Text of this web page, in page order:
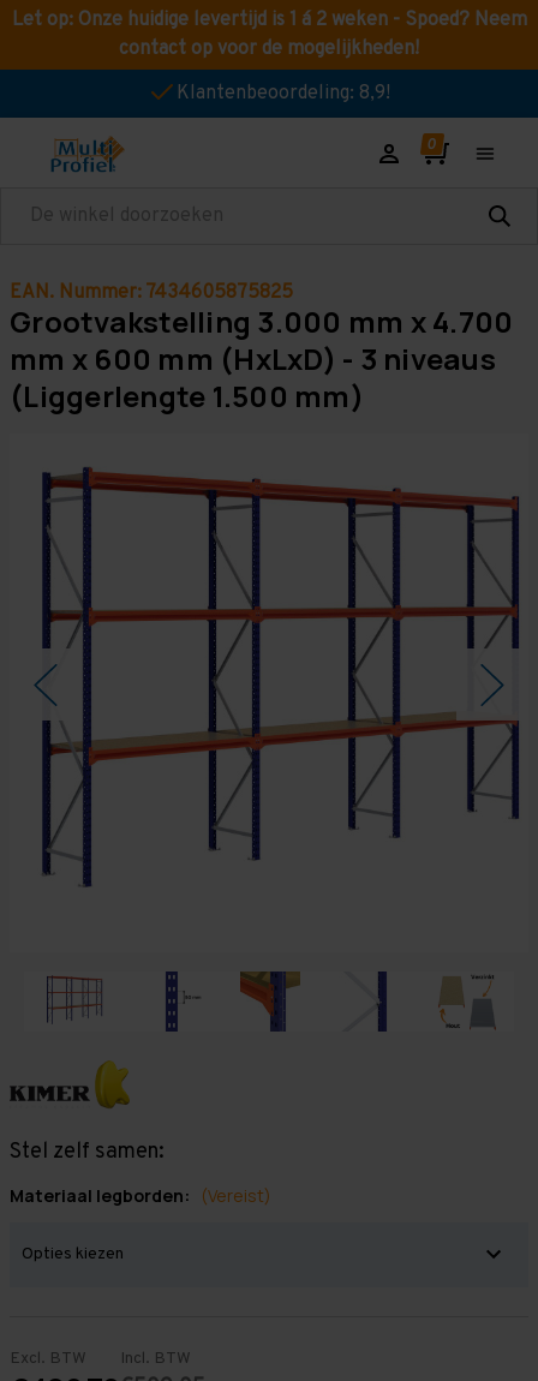
Let op: Onze huidige levertijd is 1 á 2 weken - Spoed? Neem
contact op voor de mogelijkheden!
Klantenbeoordeling: 8,9!
Zoeken
EAN. Nummer: 7434605875825
Grootvakstelling 3.000 mm x 4.700
mm x 600 mm (HxLxD) - 3 niveaus
(Liggerlengte 1.500 mm)
Stel zelf samen:
Materiaal legborden: (Vereist)
Excl. BTW Incl. BTW